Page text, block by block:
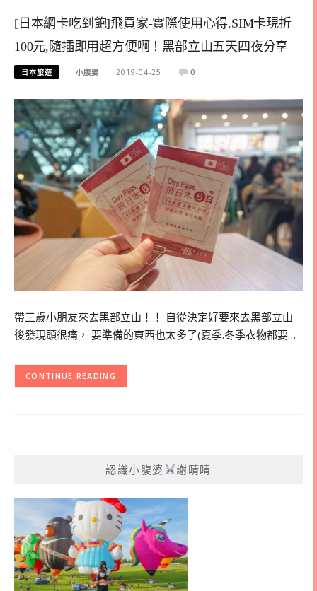
[日本網卡吃到飽]飛買家-實際使用心得.SIM卡現折
100元,隨插即用超方便啊！黑部立山五天四夜分享
日本旅遊 小腹婆 2019-04-25 0
帶三歲小朋友來去黑部立山！！ 自從決定好要來去黑部立山
後發現頭很痛， 要準備的東西也太多了(夏季.冬季衣物都要…
CONTINUE READING
認識小腹婆 謝晴晴